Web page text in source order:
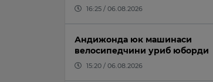
16:25 / 06.08.2026
Андижонда юк машинаси
велосипедчини уриб юборди
15:20 / 06.08.2026